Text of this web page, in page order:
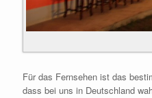
Für das Fernsehen ist das
dass bei uns in Deutschland